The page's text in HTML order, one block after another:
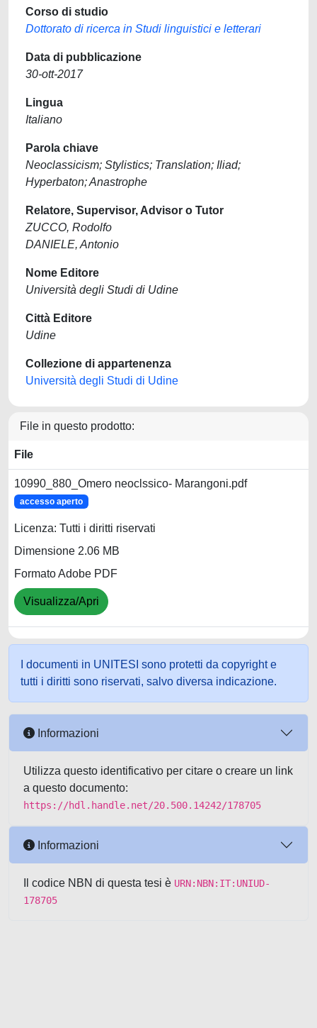
Corso di studio
Dottorato di ricerca in Studi linguistici e letterari
Data di pubblicazione
30-ott-2017
Lingua
Italiano
Parola chiave
Neoclassicism; Stylistics; Translation; Iliad;
Hyperbaton; Anastrophe
Relatore, Supervisor, Advisor o Tutor
ZUCCO, Rodolfo
DANIELE, Antonio
Nome Editore
Università degli Studi di Udine
Città Editore
Udine
Collezione di appartenenza
Università degli Studi di Udine
File in questo prodotto:
File
10990_880_Omero neoclssico- Marangoni.pdf
accesso aperto
Licenza: Tutti i diritti riservati
Dimensione 2.06 MB
Formato Adobe PDF
Visualizza/Apri
I documenti in UNITESI sono protetti da copyright e
tutti i diritti sono riservati, salvo diversa indicazione.
Informazioni
Utilizza questo identificativo per citare o creare un link
a questo documento:
https://hdl.handle.net/20.500.14242/178705
Informazioni
Il codice NBN di questa tesi è URN:NBN:IT:UNIUD-
178705